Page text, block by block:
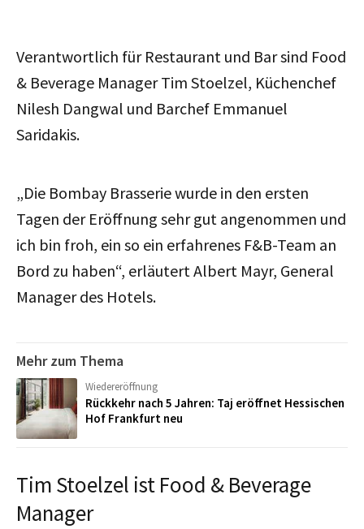
Verantwortlich für Restaurant und Bar sind Food
& Beverage Manager Tim Stoelzel, Küchenchef
Nilesh Dangwal und Barchef Emmanuel
Saridakis.
„Die Bombay Brasserie wurde in den ersten
Tagen der Eröffnung sehr gut angenommen und
ich bin froh, ein so ein erfahrenes F&B-Team an
Bord zu haben“, erläutert Albert Mayr, General
Manager des Hotels.
Mehr zum Thema
Wiedereröffnung
Rückkehr nach 5 Jahren: Taj eröffnet Hessischen
Hof Frankfurt neu
Tim Stoelzel ist Food & Beverage
Manager